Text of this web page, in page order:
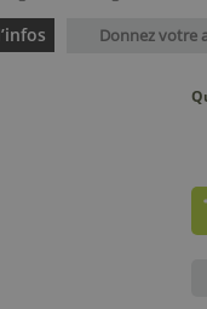
Donnez votre